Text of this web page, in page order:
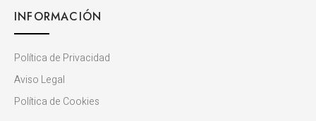
INFORMACIÓN
Política de Privacidad
Aviso Legal
Política de Cookies